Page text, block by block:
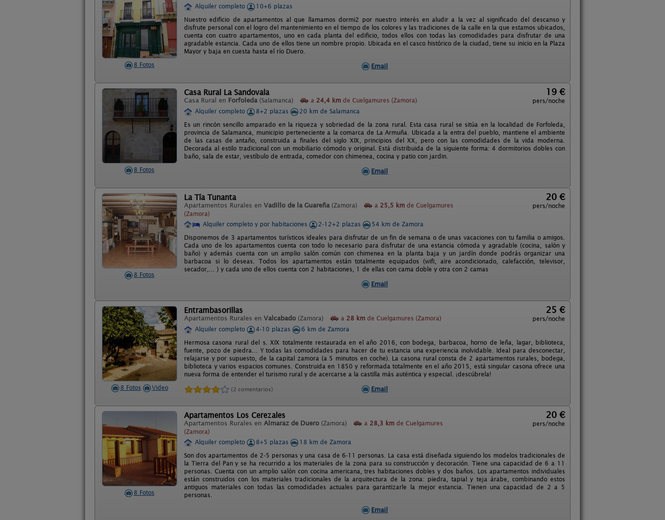
8 Fotos
Alquiler completo
10+6 plazas
Nuestro edificio de apartamentos al que llamamos dormi2 por nuestro interés en aludir a la vez al significado del descanso y
disfrute personal con el logro del mantenimiento en el tiempo de los colores y las tradiciones de la calle en la que estamos ubicados,
cuenta con cuatro apartamentos, uno en cada planta del edificio, todos ellos con todas las comodidades para disfrutar de una
agradable estancia. Cada uno de ellos tiene un nombre propio. Ubicada en el casco histórico de la ciudad, tiene su inicio en la Plaza
Mayor y baja en cuesta hasta el río Duero.
Email
8 Fotos
Casa Rural La Sandovala
Casa Rural en Forfoleda (Salamanca) a 24,4 km de Cuelgamures (Zamora)
19 €
pers/noche
Alquiler completo
8+2 plazas
20 km de Salamanca
Es un rincón sencillo amparado en la riqueza y sobriedad de la zona rural. Esta casa rural se sitúa en la localidad de Forfoleda,
provincia de Salamanca, municipio perteneciente a la comarca de La Armuña. Ubicada a la entra del pueblo, mantiene el ambiente
de las casas de antaño, construida a finales del siglo XIX, principios del XX, pero con las comodidades de la vida moderna.
Decorada al estilo tradicional con un mobiliario cómodo y original. Está distribuida de la siguiente forma: 4 dormitorios dobles con
baño, sala de estar, vestíbulo de entrada, comedor con chimenea, cocina y patio con jardin.
Email
8 Fotos
La Tía Tunanta
Apartamentos Rurales en Vadillo de la Guareña (Zamora) a 25,5 km de Cuelgamures
(Zamora)
20 €
pers/noche
Alquiler completo y por habitaciones 2-12+2 plazas
54 km de Zamora
Disponemos de 3 apartamentos turísticos ideales para disfrutar de un fin de semana o de unas vacaciones con tu familia o amigos.
Cada uno de los apartamentos cuenta con todo lo necesario para disfrutar de una estancia cómoda y agradable (cocina, salón y
baño) y además cuenta con un amplio salón común con chimenea en la planta baja y un jardín donde podrás organizar una
barbacoa si lo deseas. Todos los apartamentos están totalmente equipados (wifi, aire acondicionado, calefacción, televisor,
secador,... ) y cada uno de ellos cuenta con 2 habitaciones, 1 de ellas con cama doble y otra con 2 camas
Email
8 Fotos Video
Entrambasorillas
Apartamentos Rurales en Valcabado (Zamora) a 28 km de Cuelgamures (Zamora)
25 €
pers/noche
Alquiler completo
4-10 plazas
6 km de Zamora
Hermosa casona rural del s. XIX totalmente restaurada en el año 2016, con bodega, barbacoa, horno de leña, lagar, biblioteca,
fuente, pozo de piedra... Y todas las comodidades para hacer de tu estancia una experiencia inolvidable. Ideal para desconectar,
relajarse y por supuesto, de la capital zamora (a 5 minutos en coche). La casona rural consta de 2 apartamentos rurales, bodega,
biblioteca y varios espacios comunes. Construida en 1850 y reformada totalmente en el año 2015, está singular casona ofrece una
nueva forma de entender el turismo rural y de acercarse a la castilla más auténtica y especial. ¡descúbrela!
(2 comentarios) Email
8 Fotos
Apartamentos Los Cerezales
Apartamentos Rurales en Almaraz de Duero (Zamora) a 28,3 km de Cuelgamures
(Zamora)
20 €
pers/noche
Alquiler completo 8+5 plazas
18 km de Zamora
Son dos apartamentos de 2-5 personas y una casa de 6-11 personas. La casa está diseñada siguiendo los modelos tradicionales de
la Tierra del Pan y se ha recurrido a los materiales de la zona para su construcción y decoración. Tiene una capacidad de 6 a 11
personas. Cuenta con un amplio salón con cocina americana, tres habitaciones dobles y dos baños. Los apartamentos individuales
están construidos con los materiales tradicionales de la arquitectura de la zona: piedra, tapial y teja árabe, combinando estos
antiguos materiales con todas las comodidades actuales para garantizarle la mejor estancia. Tienen una capacidad de 2 a 5
personas.
Email